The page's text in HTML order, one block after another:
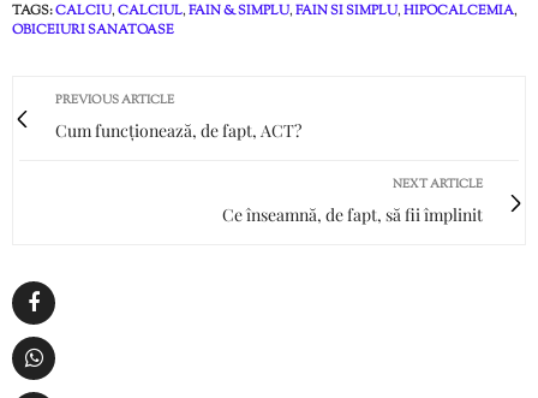
TAGS:CALCIU,CALCIUL,FAIN & SIMPLU,FAIN SI SIMPLU,HIPOCALCEMIA,
OBICEIURI SANATOASE
PREVIOUS ARTICLE
Cum funcționează, de fapt, ACT?
NEXT ARTICLE
Ce înseamnă, de fapt, să fii împlinit